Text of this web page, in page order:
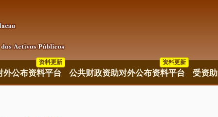
外公布资料平台
资料更新
公共财政资助对外公布资料平台
资料更新
资料更新
受资